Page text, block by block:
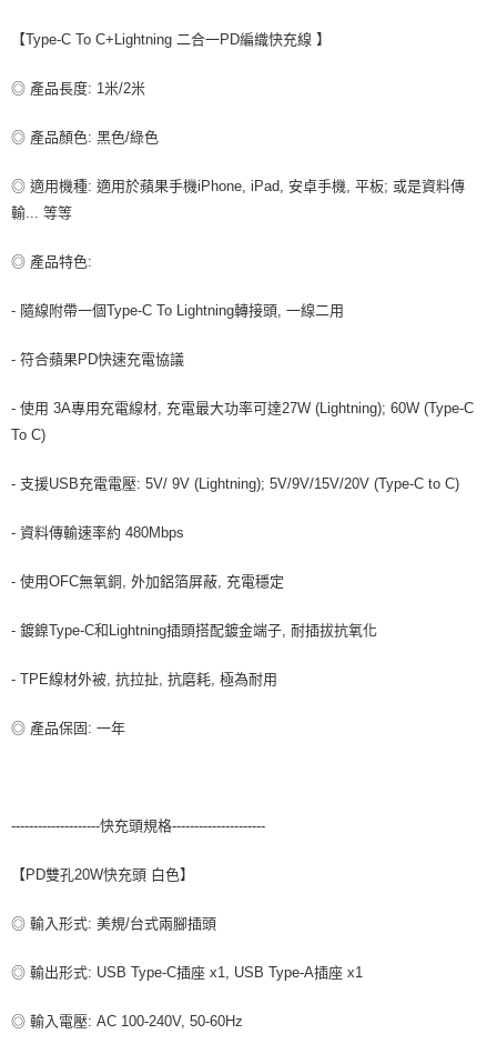
每筆NT$80，滿NT$599(含以上)免運費
付款後7-11取貨
每筆NT$100，滿NT$599(含以上)免運費
【Type-C To C+Lightning 二合一PD編織快充線 】
◎ 產品長度: 1米/2米
◎ 產品顏色: 黑色/綠色
◎ 適用機種: 適用於蘋果手機iPhone, iPad, 安卓手機, 平板; 或是資料傳
輸... 等等
◎ 產品特色:
- 隨線附帶一個Type-C To Lightning轉接頭, 一線二用
- 符合蘋果PD快速充電協議
- 使用 3A專用充電線材, 充電最大功率可達27W (Lightning); 60W (Type-C
To C)
- 支援USB充電電壓: 5V/ 9V (Lightning); 5V/9V/15V/20V (Type-C to C)
- 資料傳輸速率約 480Mbps
- 使用OFC無氧銅, 外加鋁箔屏蔽, 充電穩定
- 鍍鎳Type-C和Lightning插頭搭配鍍金端子, 耐插拔抗氧化
- TPE線材外被, 抗拉扯, 抗磨耗, 極為耐用
◎ 產品保固: 一年
--------------------快充頭規格---------------------
【PD雙孔20W快充頭 白色】
◎ 輸入形式: 美規/台式兩腳插頭
◎ 輸出形式: USB Type-C插座 x1, USB Type-A插座 x1
◎ 輸入電壓: AC 100-240V, 50-60Hz